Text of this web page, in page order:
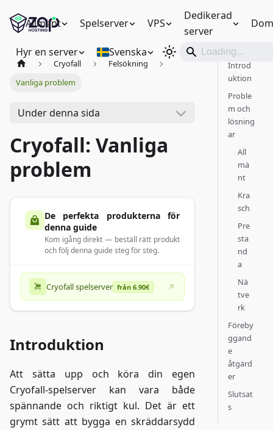
Allmänt Spelserver VPS
Dedikerad
server
Hyr en server Svenska
Cryofall
Felsökning
Vanliga problem
Under denna sida
Cryofall: Vanliga
problem
De perfekta produkterna för
denna guide
Kom igång direkt — beställ rätt produkt
och följ denna guide steg för steg.
Cryofall spelserver från 6.90€
Introduktion
Att sätta upp och köra din egen
Cryofall-spelserver kan vara både
spännande och riktigt kul. Det är ett
grymt sätt att bygga en skräddarsydd
Introd
uktion
Proble
m och
lösning
ar
All
mä
nt
Kra
sch
Pre
sta
nd
a
Nä
tve
rk
Föreby
ggand
e
åtgärd
er
Slutsat
s